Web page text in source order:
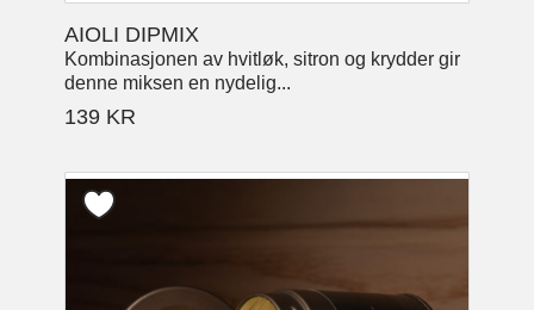
AIOLI DIPMIX
Kombinasjonen av hvitløk, sitron og krydder gir
denne miksen en nydelig...
139 KR